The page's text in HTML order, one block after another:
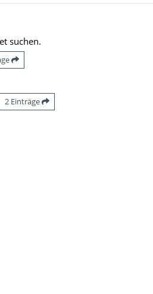
suchen.
2 Einträge